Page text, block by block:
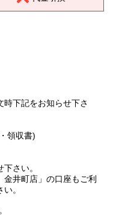
下記をお知らせ下さ
領収書)
さい。
井町店」の口座もご利
。